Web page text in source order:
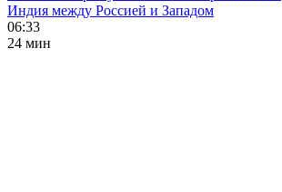
Индия между Россией и Западом
06:33
24 мин